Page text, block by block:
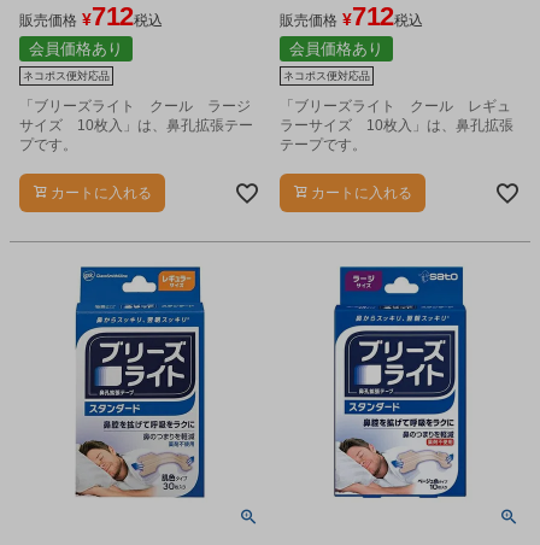
販売価格 ¥712税込
会員価格あり
ネコポス便対応品
「ブリーズライト クール ラージ
サイズ 10枚入」は、鼻孔拡張テー
プです。
カートに入れる
販売価格 ¥712税込
会員価格あり
ネコポス便対応品
「ブリーズライト クール レギュ
ラーサイズ 10枚入」は、鼻孔拡張
テープです。
カートに入れる